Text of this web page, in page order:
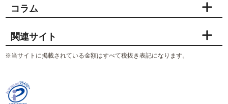
コラム
関連サイト
※当サイトに掲載されている金額はすべて税抜き表記になります。